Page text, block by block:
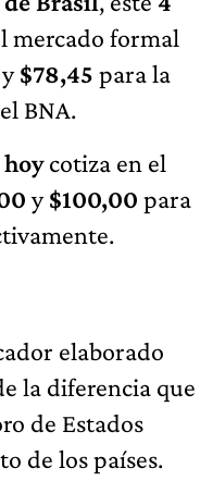
mercado formal
$78,45 para la
BNA.
cotiza en el
y$100,00 para
elaborado
la diferencia que
de Estados
de los países.